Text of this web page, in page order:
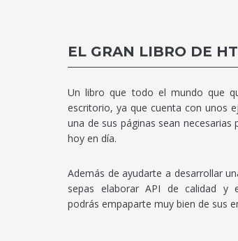
EL GRAN LIBRO DE
Un libro que todo el mundo que
escritorio, ya que cuenta con unos
una de sus páginas sean
hoy en día.
Además de ayudarte a desarrollar
sepas elaborar API de calidad
podrás empaparte muy bien de sus